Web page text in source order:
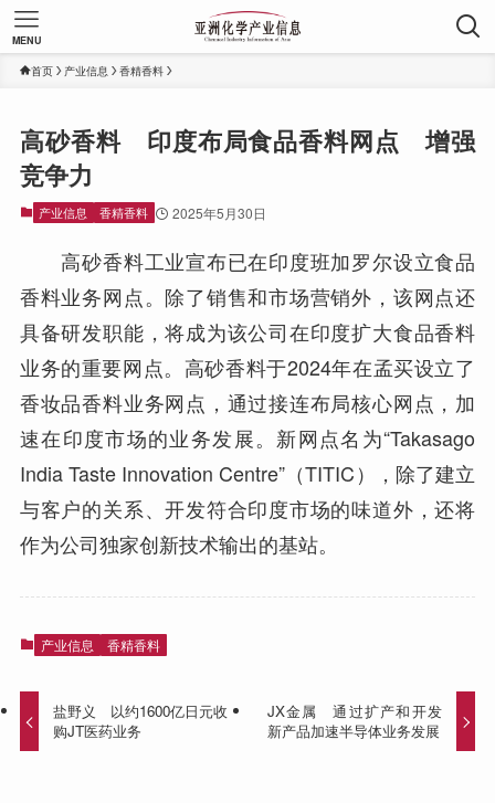
MENU
首页 产业信息 香精香料
高砂香料 印度布局食品香料网点 增强
竞争力
产业信息 香精香料 2025年5月30日
高砂香料工业宣布已在印度班加罗尔设立食品
香料业务网点。除了销售和市场营销外，该网点还
具备研发职能，将成为该公司在印度扩大食品香料
业务的重要网点。高砂香料于2024年在孟买设立了
香妆品香料业务网点，通过接连布局核心网点，加
速在印度市场的业务发展。新网点名为“Takasago
India Taste Innovation Centre”（TITIC），除了建立
与客户的关系、开发符合印度市场的味道外，还将
作为公司独家创新技术输出的基站。
产业信息 香精香料
盐野义 以约1600亿日元收
购JT医药业务
JX金属 通过扩产和开发
新产品加速半导体业务发展